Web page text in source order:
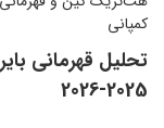
کمپانی
تحلیل قهرمانی
2025-2026